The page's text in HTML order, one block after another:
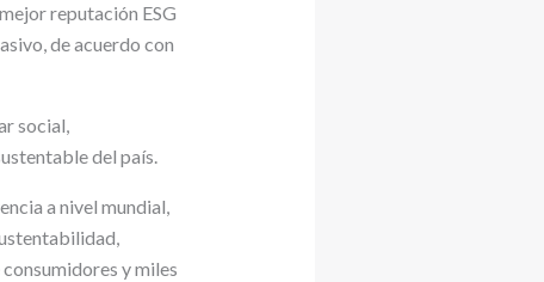
reputación ESG
de acuerdo con
social,
del país.
a nivel mundial,
y miles